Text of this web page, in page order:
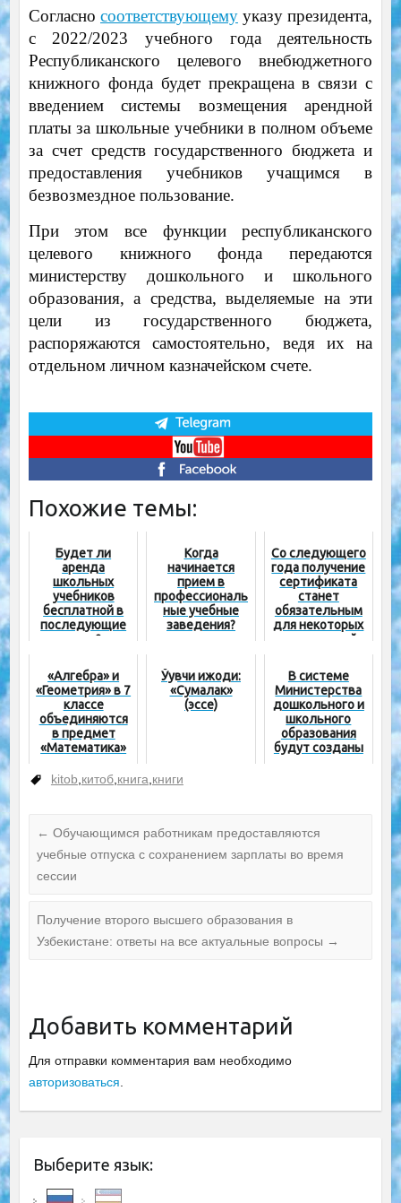
Согласно соответствующемууказу президента,
с 2022/2023 учебного года деятельность
Республиканского целевого внебюджетного
книжного фонда будет прекращена в связи с
введением системы возмещения арендной
платы за школьные учебники в полном объеме
за счет средств государственного бюджета и
предоставления учебников учащимся в
безвозмездное пользование.
При этом все функции республиканского
целевого книжного фонда передаются
министерству дошкольного и школьного
образования, а средства, выделяемые на эти
цели из государственного бюджета,
распоряжаются самостоятельно, ведя их на
отдельном личном казначейском счете.
Похожие темы:
Будет ли
аренда
школьных
учебников
бесплатной в
последующие
годы?
Когда
начинается
прием в
профессиональ
ные учебные
заведения?
Со следующего
года получение
сертификата
станет
обязательным
для некоторых
направлений
«Алгебра» и
«Геометрия» в 7
классе
объединяются
в предмет
«Математика»
Ўқувчи ижоди:
«Сумалак»
(эссе)
В системе
Министерства
дошкольного и
школьного
образования
будут созданы
kitob китоб, книга книги
← Обучающимся работникам предоставляются
учебные отпуска с сохранением зарплаты во время
сессии
Получение второго высшего образования в
Узбекистане: ответы на все актуальные вопросы →
Добавить комментарий
Для отправки комментария вам необходимо
авторизоваться
Выберите язык: